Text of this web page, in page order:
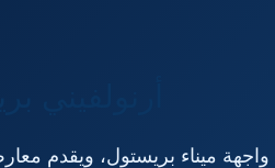
واجهة ميناء بريستول، ويقدم